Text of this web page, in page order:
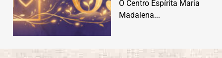
O Centro Espírita Maria
Madalena...